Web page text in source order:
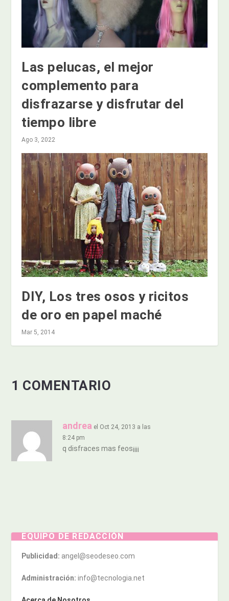
Las pelucas, el mejor
complemento para
disfrazarse y disfrutar del
tiempo libre
Ago 3, 2022
DIY, Los tres osos y ricitos
de oro en papel maché
Mar 5, 2014
1 COMENTARIO
andrea el Oct 24, 2013 a las
8:24 pm
q disfraces mas feos¡¡¡¡
EQUIPO DE REDACCIÓN
Publicidad: angel@seodeseo.com
Administración: info@tecnologia.net